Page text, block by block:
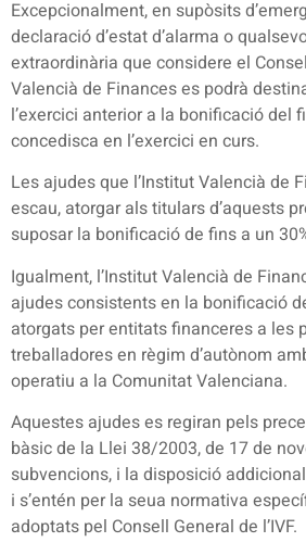
Excepcionalment, en supòsits
declaració d’estat d’alarma o
extraordinària que considere el
Valencià de Finances es podrà
l’exercici anterior a la bonificació del
concedisca en l’exercici en curs.
Les ajudes que l’Institut Valencià de
escau, atorgar als titulars d’aquests
suposar la bonificació de fins a un
Igualment, l’Institut Valencià de
ajudes consistents en la bonificació
atorgats per entitats financeres a les
treballadores en règim d’autònom
operatiu a la Comunitat Valenciana.
Aquestes ajudes es regiran pels
bàsic de la Llei 38/2003, de 17 de
subvencions, i la disposició
i s’entén per la seua normativa
adoptats pel Consell General de l’IVF.